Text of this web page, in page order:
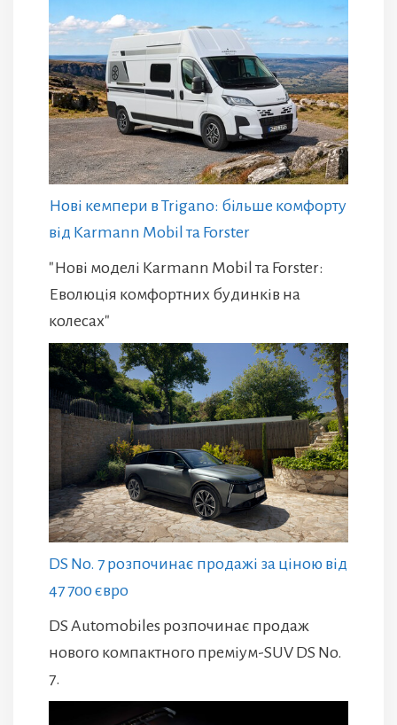
Нові кемпери в Trigano: більше комфорту
від Karmann Mobil та Forster
"Нові моделі Karmann Mobil та Forster:
Еволюція комфортних будинків на
колесах"
DS No. 7 розпочинає продажі за ціною від
47 700 євро
DS Automobiles розпочинає продаж
нового компактного преміум-SUV DS No.
7.